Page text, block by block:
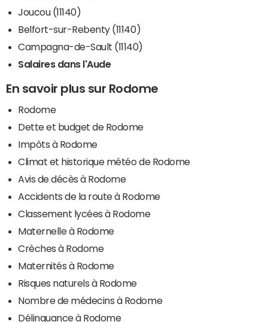
Joucou (11140)
Belfort-sur-Rebenty (11140)
Campagna-de-Sault (11140)
Salaires dans l'Aude
En savoir plus sur Rodome
Rodome
Dette et budget de Rodome
Impôts à Rodome
Climat et historique météo de Rodome
Avis de décès à Rodome
Accidents de la route à Rodome
Classement lycées à Rodome
Maternelle à Rodome
Crèches à Rodome
Maternités à Rodome
Risques naturels à Rodome
Nombre de médecins à Rodome
Délinquance à Rodome